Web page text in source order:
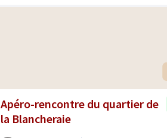
Apéro-rencontre du quartier de
la Blancheraie